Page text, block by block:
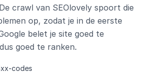
crawl van SEOlovely spoort die
op, zodat je in de eerste
belet je site goed te
goed te ranken.
codes